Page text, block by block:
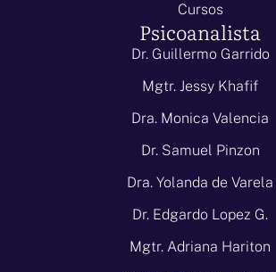
Cursos
Psicoanalista
Dr. Guillermo Garrido
Mgtr. Jessy Khafif
Dra. Monica Valencia
Dr. Samuel Pinzon
Dra. Yolanda de Varela
Dr. Edgardo Lopez G.
Mgtr. Adriana Hariton